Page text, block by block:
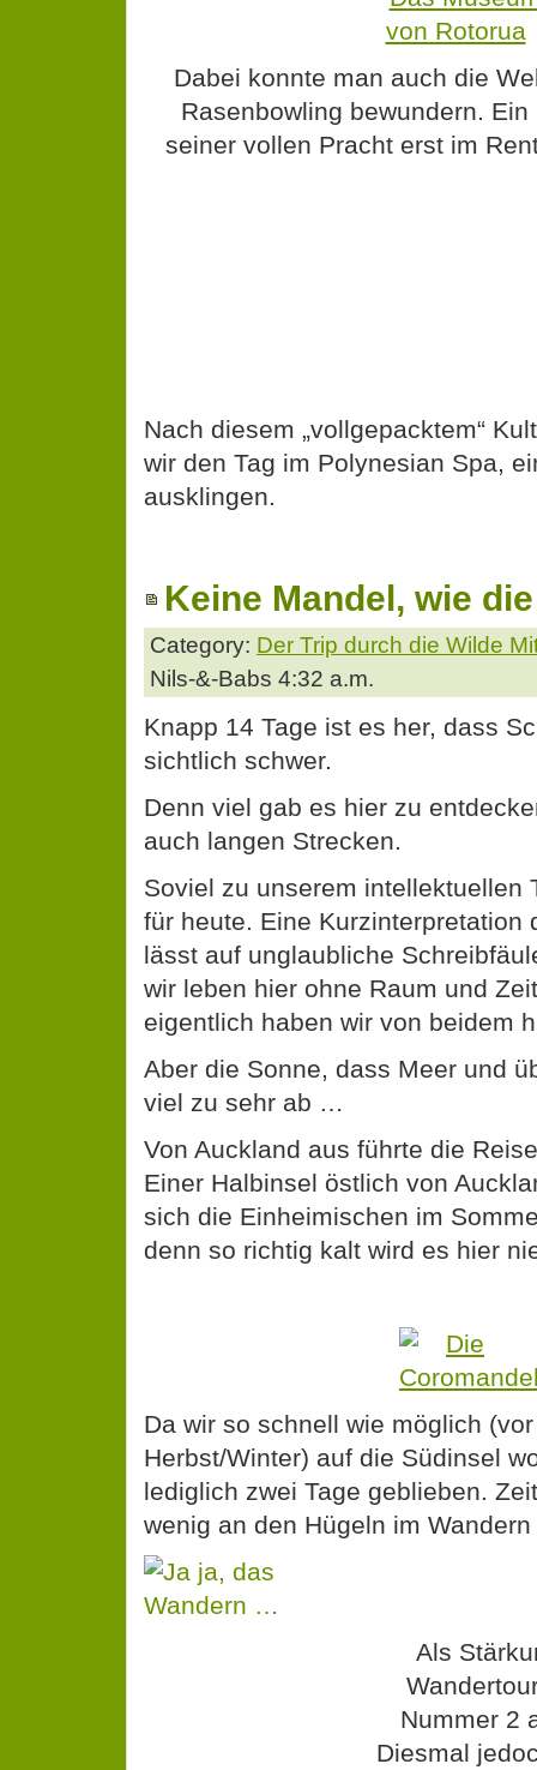
Dabei konnte man auch die
Rasenbowling bewundern.
seiner vollen Pracht erst im
Nach diesem „vollgepacktem“
wir den Tag im Polynesian Spa,
ausklingen.
Keine Mandel, wie
Category: Der Trip durch die Wilde
Nils-&-Babs 4:32 a.m.
Knapp 14 Tage ist es her, dass
sichtlich schwer.
Denn viel gab es hier zu
auch langen Strecken.
Soviel zu unserem intellektuellen
für heute. Eine Kurzinterpretation
lässt auf unglaubliche
wir leben hier ohne Raum und
eigentlich haben wir von beidem
Aber die Sonne, dass Meer und
viel zu sehr ab …
Von Auckland aus führte die
Einer Halbinsel östlich von
sich die Einheimischen im
denn so richtig kalt wird es hier
Da wir so schnell wie möglich
Herbst/Winter) auf die Südinsel
lediglich zwei Tage geblieben.
wenig an den Hügeln im
Als
Nummer 2
Diesmal